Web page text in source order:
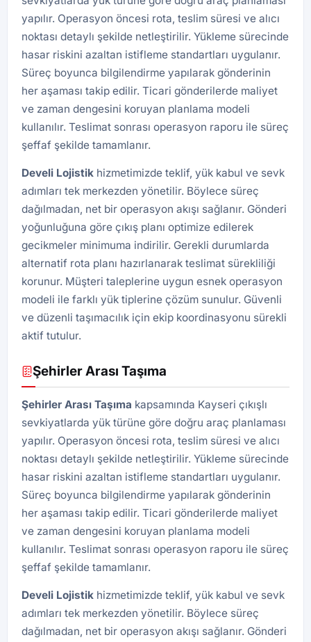
yapılır. Operasyon öncesi rota, teslim süresi ve alıcı
noktası detaylı şekilde netleştirilir. Yükleme sürecinde
hasar riskini azaltan istifleme standartları uygulanır.
Süreç boyunca bilgilendirme yapılarak gönderinin
her aşaması takip edilir. Ticari gönderilerde maliyet
ve zaman dengesini koruyan planlama modeli
kullanılır. Teslimat sonrası operasyon raporu ile süreç
şeffaf şekilde tamamlanır.
Develi Lojistik hizmetimizde teklif, yük kabul ve sevk
adımları tek merkezden yönetilir. Böylece süreç
dağılmadan, net bir operasyon akışı sağlanır. Gönderi
yoğunluğuna göre çıkış planı optimize edilerek
gecikmeler minimuma indirilir. Gerekli durumlarda
alternatif rota planı hazırlanarak teslimat sürekliliği
korunur. Müşteri taleplerine uygun esnek operasyon
modeli ile farklı yük tiplerine çözüm sunulur. Güvenli
ve düzenli taşımacılık için ekip koordinasyonu sürekli
aktif tutulur.
Şehirler Arası Taşıma
Şehirler Arası Taşıma kapsamında Kayseri çıkışlı
sevkiyatlarda yük türüne göre doğru araç planlaması
yapılır. Operasyon öncesi rota, teslim süresi ve alıcı
noktası detaylı şekilde netleştirilir. Yükleme sürecinde
hasar riskini azaltan istifleme standartları uygulanır.
Süreç boyunca bilgilendirme yapılarak gönderinin
her aşaması takip edilir. Ticari gönderilerde maliyet
ve zaman dengesini koruyan planlama modeli
kullanılır. Teslimat sonrası operasyon raporu ile süreç
şeffaf şekilde tamamlanır.
Develi Lojistik hizmetimizde teklif, yük kabul ve sevk
adımları tek merkezden yönetilir. Böylece süreç
dağılmadan, net bir operasyon akışı sağlanır. Gönderi